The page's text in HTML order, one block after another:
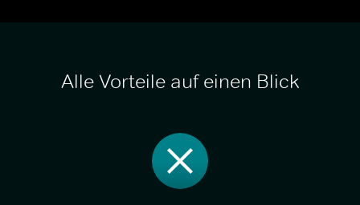
Alle Vorteile auf einen Blick